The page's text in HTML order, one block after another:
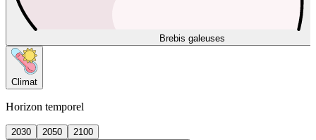
Brebis galeuses
Climat
Horizon temporel
2030 2050
2100